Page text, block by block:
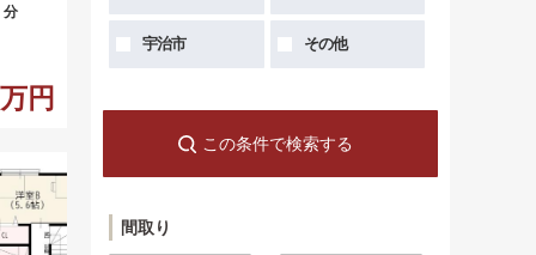
宇治市 その他
この条件で検索する
間取り
円